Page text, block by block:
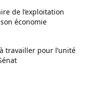
de l’exploitation
économie
travailler pour l’unité